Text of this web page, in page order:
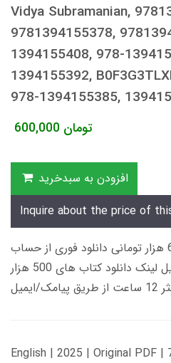
Vidya Subramanian,
9781394155378,
1394155408, 978-
1394155392,
978-1394155385,
600,000 تومان
افزودن به سبدخرید
Inquire about the price of
زمان تحویل کتاب های 600 هزار تومانی دانلود فوری از حساب
کاربری می باشد، و زمان تحویل لینک دانلود کتاب های 500 هزار
English | 2025 | Original PDF |